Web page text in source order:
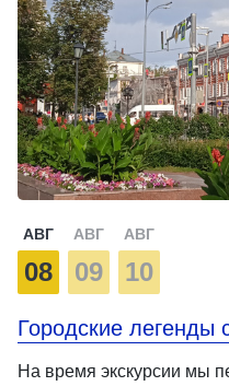
АВГ
08
АВГ
09
АВГ
10
Городские легенды
На время экскурсии мы